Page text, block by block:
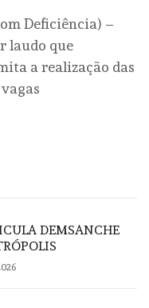
Deficiência) –
laudo que
a realização das
DEMSANCHE